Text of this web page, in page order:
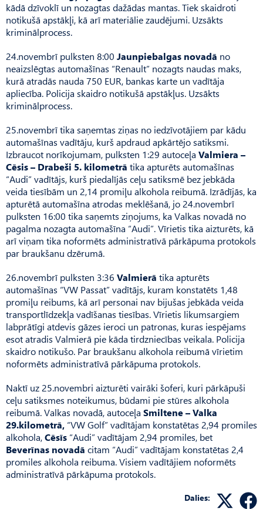
kādā dzīvoklī un nozagtas dažādas mantas. Tiek skaidroti
notikušā apstākļi, kā arī materiālie zaudējumi. Uzsākts
kriminālprocess.
24.novembrī pulksten 8:00 Jaunpiebalgas novadā no
neaizslēgtas automašīnas “Renault” nozagts naudas maks,
kurā atradās nauda 750 EUR, bankas karte un vadītāja
apliecība. Policija skaidro notikušā apstākļus. Uzsākts
kriminālprocess.
25.novembrī tika saņemtas ziņas no iedzīvotājiem par kādu
automašīnas vadītāju, kurš apdraud apkārtējo satiksmi.
Izbraucot norīkojumam, pulksten 1:29 autoceļa Valmiera –
Cēsis – Drabeši 5. kilometrā tika apturēts automašīnas
“Audi” vadītājs, kurš piedalījās ceļu satiksmē bez jebkāda
veida tiesībām un 2,14 promiļu alkohola reibumā. Izrādījās, ka
apturētā automašīna atrodas meklēšanā, jo 24.novembrī
pulksten 16:00 tika saņemts ziņojums, ka Valkas novadā no
pagalma nozagta automašīna “Audi”. Vīrietis tika aizturēts, kā
arī viņam tika noformēts administratīvā pārkāpuma protokols
par braukšanu dzērumā.
26.novembrī pulksten 3:36 Valmierā tika apturēts
automašīnas “VW Passat” vadītājs, kuram konstatēts 1,48
promiļu reibums, kā arī personai nav bijušas jebkāda veida
transportlīdzekļa vadīšanas tiesības. Vīrietis likumsargiem
labprātīgi atdevis gāzes ieroci un patronas, kuras iespējams
esot atradis Valmierā pie kāda tirdzniecības veikala. Policija
skaidro notikušo. Par braukšanu alkohola reibumā vīrietim
noformēts administratīvā pārkāpuma protokols.
Naktī uz 25.novembri aizturēti vairāki šoferi, kuri pārkāpuši
ceļu satiksmes noteikumus, būdami pie stūres alkohola
reibumā. Valkas novadā, autoceļa Smiltene – Valka
29.kilometrā, “VW Golf” vadītājam konstatētas 2,94 promiles
alkohola,Cēsīs “Audi” vadītājam 2,94 promiles, bet
Beverīnas novadā citam “Audi” vadītājam konstatētas 2,4
promiles alkohola reibuma. Visiem vadītājiem noformēts
administratīvā pārkāpuma protokols.
Dalies: